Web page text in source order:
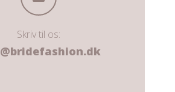
Skriv til os: